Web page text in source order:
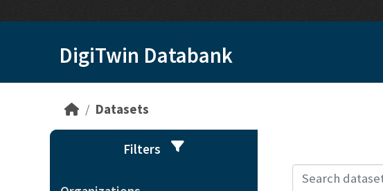
DigiTwin Databank
Datasets
Filters